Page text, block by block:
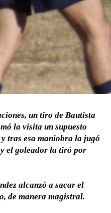
un tiro de Bautista
la visita un supuesto
tras esa maniobra la jugó
el goleador la tiró por
alcanzó a sacar el
de manera magistral.